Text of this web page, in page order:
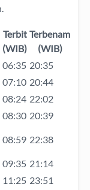
Terbit
(WIB)
Terbenam
(WIB)
06:35 20:35
07:10 20:44
08:24 22:02
08:30 20:39
08:59 22:38
09:35 21:14
11:25 23:51